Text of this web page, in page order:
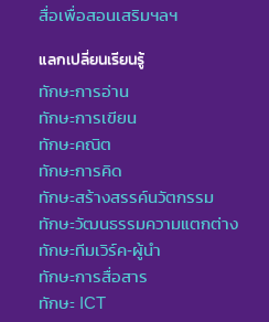
สื่อเพื่อสอนเสริมฯลฯ
แลกเปลี่ยนเรียนรู้
ทักษะการอ่าน
ทักษะการเขียน
ทักษะคณิต
ทักษะการคิด
ทักษะสร้างสรรค์นวัตกรรม
ทักษะวัฒนธรรมความแตกต่าง
ทักษะทีมเวิร์ค-ผู้นำ
ทักษะการสื่อสาร
ทักษะ ICT